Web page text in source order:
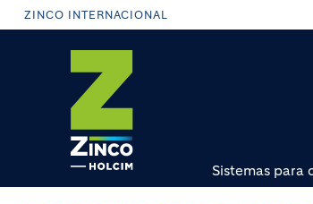
Pasar
al
ZINCO INTERNACIONAL
Sistemas para